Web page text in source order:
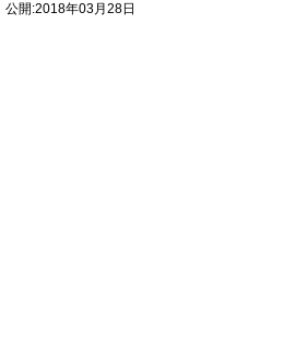
公開:2018年03月28日